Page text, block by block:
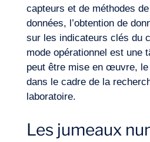
capteurs et de méthodes
données, l’obtention de
sur les indicateurs clés du
mode opérationnel est une
peut être mise en œuvre,
dans le cadre de la
laboratoire.
Les jumeaux